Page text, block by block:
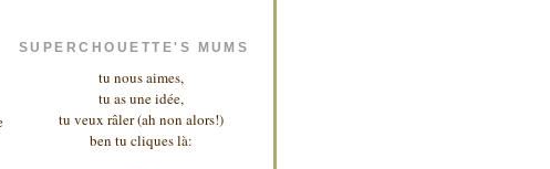
SUPERCHOUETTE'S MUMS
tu nous aimes,
tu as une idée,
tu veux râler (ah non alors!)
ben tu cliques là: